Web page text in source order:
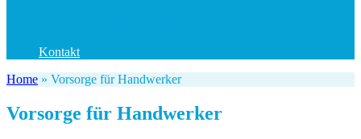
Kontakt
Home » Vorsorge für Handwerker
Vorsorge für Handwerker